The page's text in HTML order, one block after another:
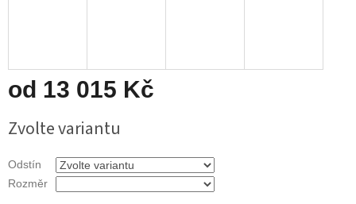
od 13 015 Kč
cena:
Zvolte variantu
Odstín
Rozměr